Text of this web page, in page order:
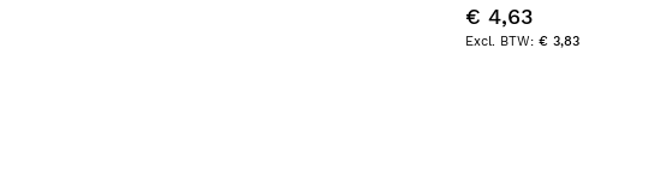
Voeding 4-pin Molex naar
2x SATA
€ 4,63
€ 3,83